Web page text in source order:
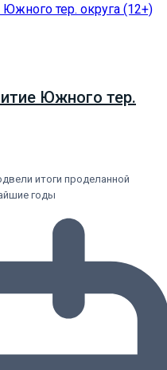
Южного тер.
итоги проделанной
годы